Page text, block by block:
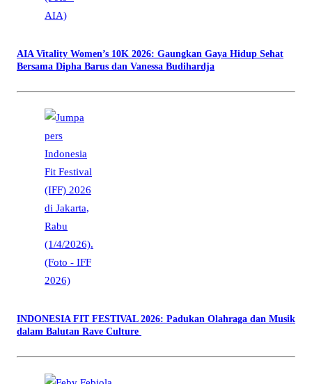
AIA Vitality Women’s 10K 2026: Gaungkan Gaya Hidup Sehat
Bersama Dipha Barus dan Vanessa Budihardja
INDONESIA FIT FESTIVAL 2026: Padukan Olahraga dan Musik
dalam Balutan Rave Culture